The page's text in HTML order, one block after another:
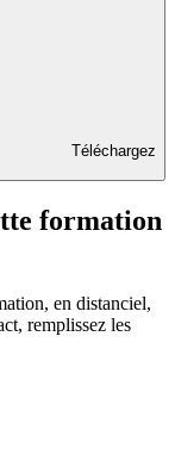
Téléchargez
formation
en distanciel,
remplissez les